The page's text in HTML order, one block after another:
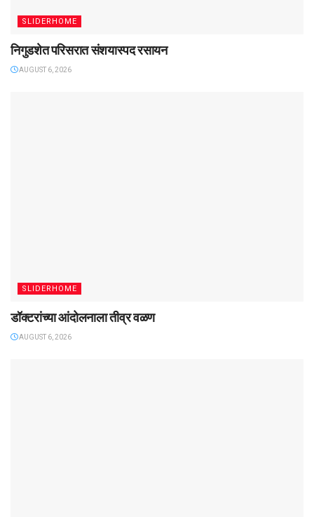
SLIDERHOME
निगुडशेत परिसरात संशयास्पद रसायन
AUGUST 6, 2026
SLIDERHOME
डॉक्टरांच्या आंदोलनाला तीव्र वळण
AUGUST 6, 2026